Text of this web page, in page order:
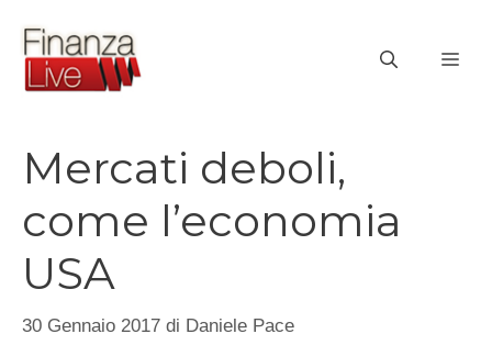
contenuto
Mercati deboli,
come l’economia
USA
30 Gennaio 2017 di Daniele Pace